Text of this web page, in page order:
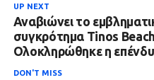
UP NEXT
Αναβιώνει το
συγκρότημα Tinos
Ολοκληρώθηκε η
DON'T MISS